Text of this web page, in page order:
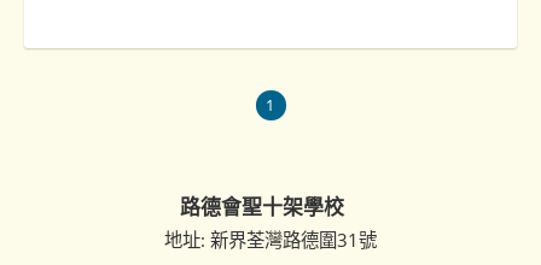
1
路德會聖十架學校
地址: 新界荃灣路德圍31號